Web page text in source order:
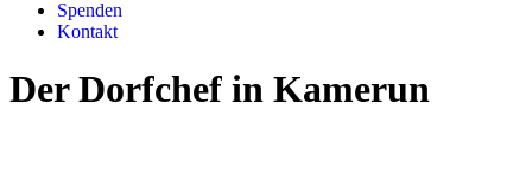
Spenden
Kontakt
Der Dorfchef in Kamerun